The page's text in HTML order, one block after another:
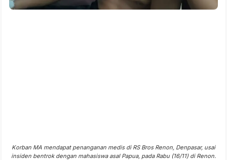
Korban MA mendapat penanganan medis di RS Bros Renon, Denpasar, usai
insiden bentrok dengan mahasiswa asal Papua, pada Rabu (16/11) di Renon.